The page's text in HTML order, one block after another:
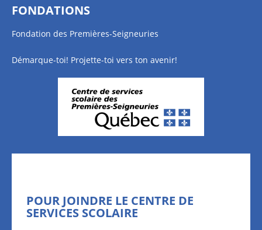
FONDATIONS
Fondation des Premières-Seigneuries
Démarque-toi! Projette-toi vers ton avenir!
POUR JOINDRE LE CENTRE DE
SERVICES SCOLAIRE